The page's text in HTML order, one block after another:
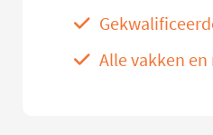
Alle vakken en